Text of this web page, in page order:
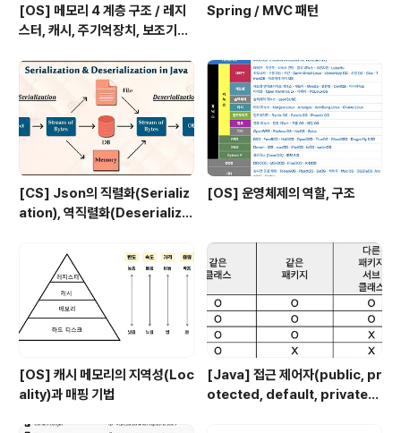
[OS] 메모리 4 계층 구조 / 레지
스터, 캐시, 주기억장치, 보조기억
Spring / MVC 패턴
[CS] Json의 직렬화(Serializ
ation), 역직렬화(Deserializa
[OS] 운영체제의 역할, 구조
[OS] 캐시 메모리의 지역성(Loc
ality)과 매핑 기법
[Java] 접근 제어자(public, pr
otected, default, private)